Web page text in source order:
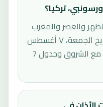
تركيا؟
والعصر والمغرب
والعشاء في دورسونبي، تركيا بتاريخ الجمعة، ٧ أغسطس
٢٠٢٦ الموافق 24 صفر 1448 هـ، مع الشروق وجدول 7